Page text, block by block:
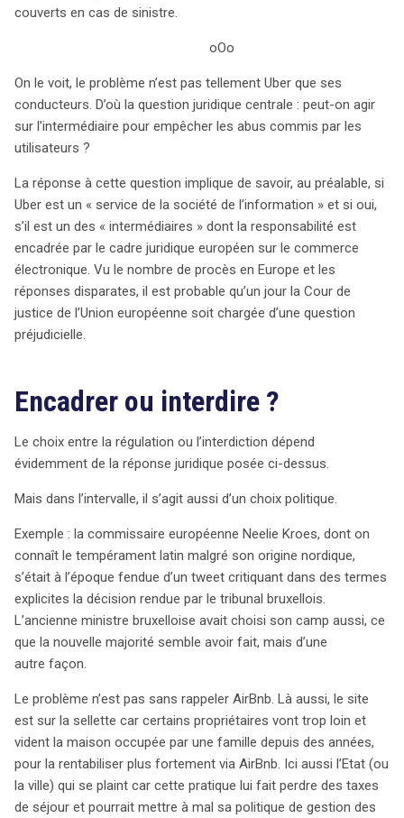
couverts en cas de sinistre.
oOo
On le voit, le problème n’est pas tellement Uber que ses
conducteurs. D’où la question juridique centrale : peut-on agir
sur l’intermédiaire pour empêcher les abus commis par les
utilisateurs ?
La réponse à cette question implique de savoir, au préalable, si
Uber est un « service de la société de l’information » et si oui,
s’il est un des « intermédiaires » dont la responsabilité est
encadrée par le cadre juridique européen sur le commerce
électronique. Vu le nombre de procès en Europe et les
réponses disparates, il est probable qu’un jour la Cour de
justice de l’Union européenne soit chargée d’une question
préjudicielle.
Encadrer ou interdire ?
Le choix entre la régulation ou l’interdiction dépend
évidemment de la réponse juridique posée ci-dessus.
Mais dans l’intervalle, il s’agit aussi d’un choix politique.
Exemple : la commissaire européenne Neelie Kroes, dont on
connaît le tempérament latin malgré son origine nordique,
s’était à l’époque fendue d’un tweet critiquant dans des termes
explicites la décision rendue par le tribunal bruxellois.
L’ancienne ministre bruxelloise avait choisi son camp aussi, ce
que la nouvelle majorité semble avoir fait, mais d’une
autre façon.
Le problème n’est pas sans rappeler AirBnb. Là aussi, le site
est sur la sellette car certains propriétaires vont trop loin et
vident la maison occupée par une famille depuis des années,
pour la rentabiliser plus fortement via AirBnb. Ici aussi l’Etat (ou
la ville) qui se plaint car cette pratique lui fait perdre des taxes
de séjour et pourrait mettre à mal sa politique de gestion des